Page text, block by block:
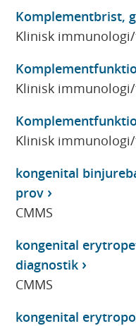
Komplementbrist,
Klinisk
Klinisk
Klinisk
kongenital
prov
CMMS
kongenital
diagnostik
CMMS
kongenital